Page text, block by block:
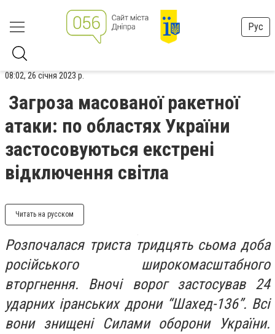
Рус
08:02, 26 січня 2023 р.
Загроза масованої ракетної
атаки: по областях України
застосовуються екстрені
відключення світла
Читать на русском
Розпочалася триста тридцять сьома доба
російського широкомасштабного
вторгнення. Вночі ворог застосував 24
ударних іранських дрони “Шахед-136”. Всі
вони знищені Силами оборони України.